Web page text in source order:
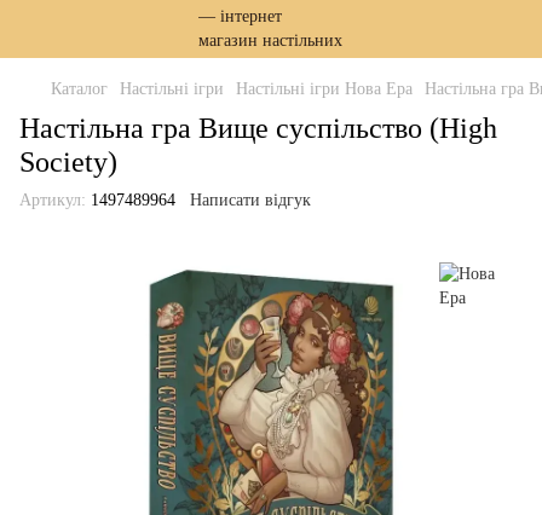
Каталог Настільні ігри Настільні ігри Нова Ера Настільна гра
Настільна гра Вище суспільство (High
Society)
Артикул: 1497489964 Написати відгук